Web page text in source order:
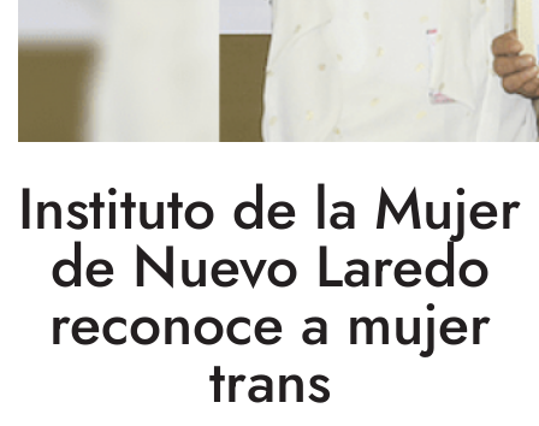
Instituto de la Mujer
de Nuevo Laredo
reconoce a mujer
trans